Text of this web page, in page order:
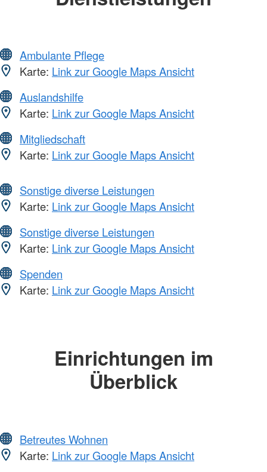
Ambulante Pflege
Karte: Link zur Google Maps Ansicht
Auslandshilfe
Karte: Link zur Google Maps Ansicht
Mitgliedschaft
Karte: Link zur Google Maps Ansicht
Sonstige diverse Leistungen
Karte: Link zur Google Maps Ansicht
Sonstige diverse Leistungen
Karte: Link zur Google Maps Ansicht
Spenden
Karte: Link zur Google Maps Ansicht
Einrichtungen im
Überblick
Betreutes Wohnen
Karte: Link zur Google Maps Ansicht